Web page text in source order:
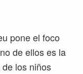
pone el foco
de ellos es la
los niños